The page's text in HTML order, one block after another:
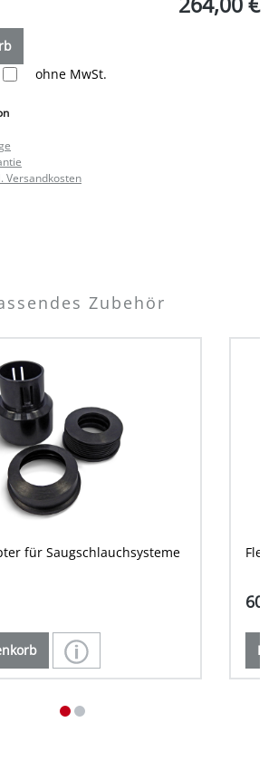
ohne MwSt.
Versandkosten
Zubehör
für Saugschlauchsysteme
In